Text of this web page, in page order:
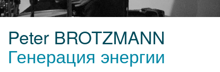
Peter BROTZMANN
Генерация энергии